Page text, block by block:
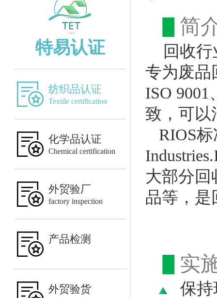
特易认证
纺织品认证
Textile certification
化学品认证
Chemical certification
外贸验厂
factory inspection
产品检测
外贸验货
简
回收行
专为废品
ISO
致，可以
RIOS
大部分回
品等，是
实
保